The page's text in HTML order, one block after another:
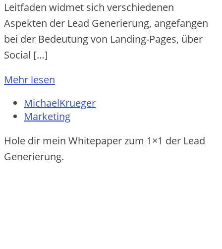
Leitfaden widmet sich verschiedenen
Aspekten der Lead Generierung, angefangen
bei der Bedeutung von Landing-Pages, über
Social […]
Mehr lesen
MichaelKrueger
Marketing
Hole dir mein Whitepaper zum 1×1 der Lead
Generierung.